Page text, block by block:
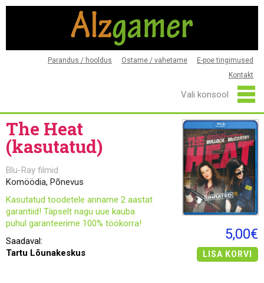
Parandus / hooldus Ostame / vahetame
E-poe tingimused
Kontakt
The Heat
(kasutatud)
Blu-Ray filmid
Komöödia, Põnevus
Kasutatud toodetele anname 2 aastat
garantiid! Täpselt nagu uue kauba
puhul garanteerime 100% töökorra!
Saadaval:
Tartu Lõunakeskus
5,00€
LISA KORVI